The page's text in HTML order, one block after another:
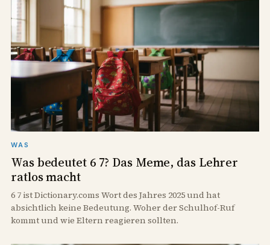
WAS
Was bedeutet 6 7? Das Meme, das Lehrer
ratlos macht
6 7 ist Dictionary.coms Wort des Jahres 2025 und hat
absichtlich keine Bedeutung. Woher der Schulhof-Ruf
kommt und wie Eltern reagieren sollten.